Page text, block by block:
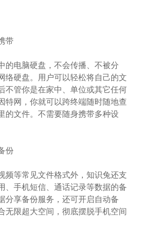
带
电脑硬盘，不会传播、不被分
络硬盘。用户可以轻松将自己的文
不管你是在家中、单位或其它任何
特网，你就可以跨终端随时随地查
的文件。不需要随身携带多种设
份
等常见文件格式外，知识兔还支
、手机短信、通话记录等数据的备
分享备份服务，还可开启自动备
无限超大空间，彻底摆脱手机空间